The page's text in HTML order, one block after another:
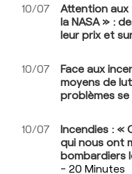
10/07
Attention
la NASA » :
leur prix et
10/07
Face aux
moyens de
problèmes
10/07
Incendies : «
qui nous ont
bombardiers
- 20 Minutes